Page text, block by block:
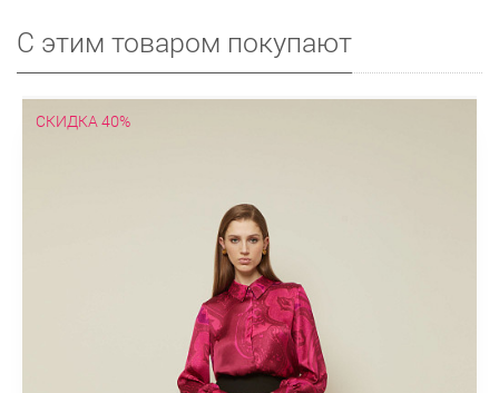
С этим товаром покупают
СКИДКА 40%